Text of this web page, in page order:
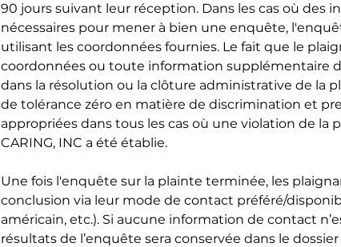
90 jours suivant leur réception. Dans les cas où des
nécessaires pour mener à bien une enquête,
utilisant les coordonnées fournies. Le fait que le
coordonnées ou toute information supplémentaire
dans la résolution ou la clôture administrative de la
de tolérance zéro en matière de discrimination et
appropriées dans tous les cas où une violation de
CARING, INC a été établie.
Une fois l'enquête sur la plainte terminée, les
conclusion via leur mode de contact préféré/
américain, etc.). Si aucune information de contact
résultats de l’enquête sera conservée dans le